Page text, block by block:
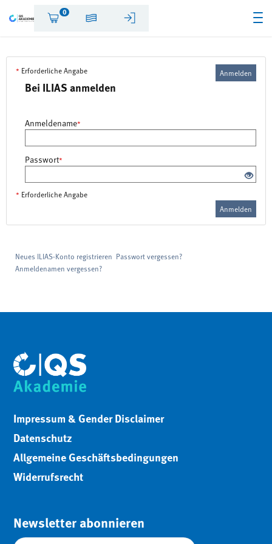
0
Anmelden
* Erforderliche Angabe
Bei ILIAS anmelden
Anmeldename*
Passwort*
* Erforderliche Angabe
Anmelden
Neues ILIAS-Konto registrieren Passwort vergessen?
Anmeldenamen vergessen?
Impressum & Gender Disclaimer
Datenschutz
Allgemeine Geschäftsbedingungen
Widerrufsrecht
Newsletter abonnieren